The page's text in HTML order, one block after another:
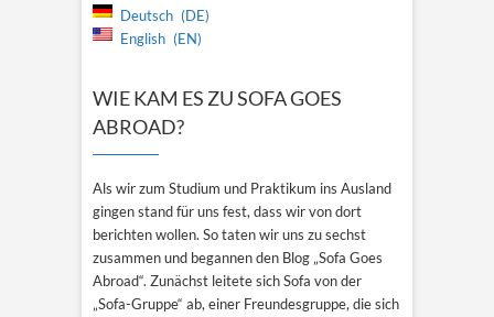
Deutsch
DE
English
EN
WIE KAM ES ZU SOFA GOES
ABROAD?
Als wir zum Studium und Praktikum ins Ausland
gingen stand für uns fest, dass wir von dort
berichten wollen. So taten wir uns zu sechst
zusammen und begannen den Blog „Sofa Goes
Abroad“. Zunächst leitete sich Sofa von der
„Sofa-Gruppe“ ab, einer Freundesgruppe, die sich